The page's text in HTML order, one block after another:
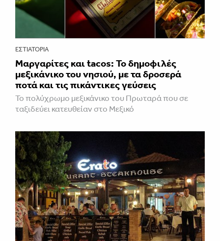
ΕΣΤΙΑΤΌΡΙΑ
Μαργαρίτες και tacos: Το δημοφιλές
μεξικάνικο του νησιού, με τα δροσερά
ποτά και τις πικάντικες γεύσεις
Το πολύχρωμο μεξικάνικο του Πρωταρά που σε
ταξιδεύει κατευθείαν στο Μεξικό